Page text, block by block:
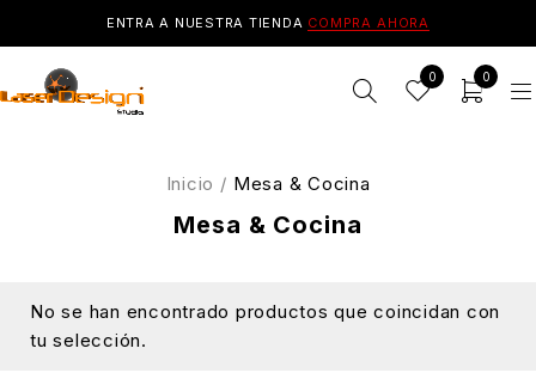
ENTRA A NUESTRA TIENDA COMPRA AHORA
0 0
Mesa & Cocina
Inicio / Mesa & Cocina
No se han encontrado productos que coincidan con
tu selección.